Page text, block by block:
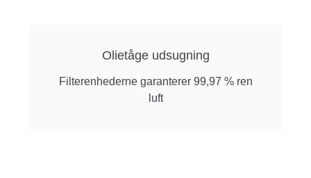
Olietåge udsugning
Filterenhederne garanterer 99,97 % ren
luft